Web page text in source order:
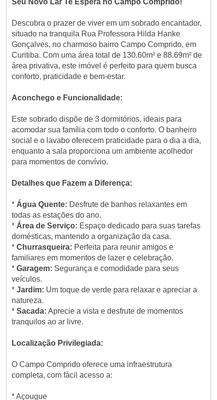
Descubra o prazer de viver em um sobrado encantador,
situado na tranquila Rua Professora Hilda Hanke
Gonçalves, no charmoso bairro Campo Comprido, em
Curitiba. Com uma área total de 130.60m² e 88.69m² de
área privativa, este imóvel é perfeito para quem busca
conforto, praticidade e bem-estar.
Aconchego e Funcionalidade:
Este sobrado dispõe de 3 dormitórios, ideais para
acomodar sua família com todo o conforto. O banheiro
social e o lavabo oferecem praticidade para o dia a dia,
enquanto a sala proporciona um ambiente acolhedor
para momentos de convívio.
Detalhes que Fazem a Diferença:
* Água Quente: Desfrute de banhos relaxantes em
todas as estações do ano.
* Área de Serviço: Espaço dedicado para suas tarefas
domésticas, mantendo a organização da casa.
* Churrasqueira: Perfeita para reunir amigos e
familiares em momentos de lazer e celebração.
* Garagem: Segurança e comodidade para seus
veículos.
* Jardim: Um toque de verde para relaxar e apreciar a
natureza.
* Sacada: Aprecie a vista e desfrute de momentos
tranquilos ao ar livre.
Localização Privilegiada:
O Campo Comprido oferece uma infraestrutura
completa, com fácil acesso a:
* Açougue